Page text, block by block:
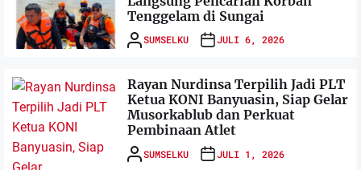
Tenggelam di Sungai
SUMSELKU JULI 6, 2026
Rayan Nurdinsa Terpilih Jadi PLT
Ketua KONI Banyuasin, Siap Gelar
Musorkablub dan Perkuat
Pembinaan Atlet
SUMSELKU JULI 1, 2026